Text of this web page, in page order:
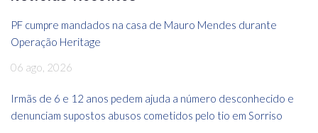
PF cumpre mandados na casa de Mauro Mendes durante
Operação Heritage
06 ago, 2026
Irmãs de 6 e 12 anos pedem ajuda a número desconhecido e
denunciam supostos abusos cometidos pelo tio em Sorriso